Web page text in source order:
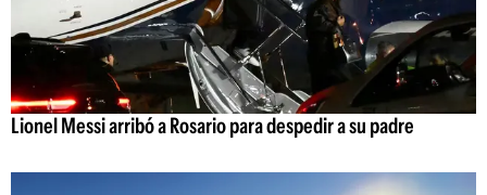
Lionel Messi arribó a Rosario para despedir a su padre